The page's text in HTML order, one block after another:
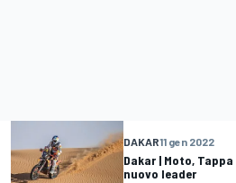
DAKAR11 gen 2022
Dakar | Moto,
nuovo leader